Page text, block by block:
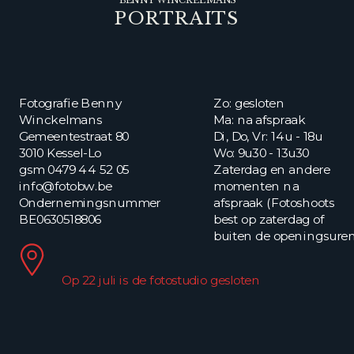
Fotografie Benny
Winckelmans
Gemeentestraat 80
3010 Kessel-Lo
gsm 0479 44 52 05
info@fotobw.be
Ondernemingsnummer
BE0630518806
Zo: gesloten
Ma: na afspraak
Di, Do, Vr: 14u - 18u
Wo: 9u30 - 13u30
Zaterdag en andere
momenten na
afspraak (Fotoshoots
best op zaterdag of
buiten de
PORTRAITS
Op 22 juli is de fotostudio gesloten